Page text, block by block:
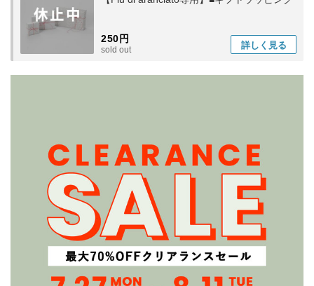
250円
sold out 詳しく 見る